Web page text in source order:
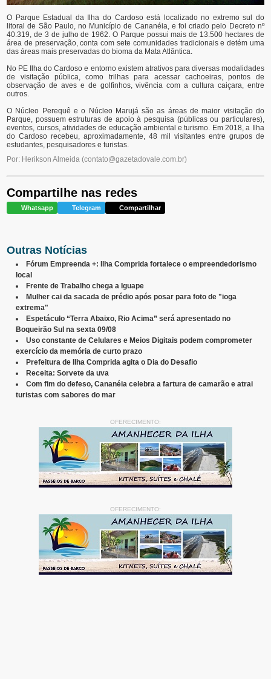
O Parque Estadual da Ilha do Cardoso está localizado no extremo sul do
litoral de São Paulo, no Município de Cananéia, e foi criado pelo Decreto nº
40.319, de 3 de julho de 1962. O Parque possui mais de 13.500 hectares de
área de preservação, conta com sete comunidades tradicionais e detém uma
das áreas mais preservadas do bioma da Mata Atlântica.
No PE Ilha do Cardoso e entorno existem atrativos para diversas modalidades
de visitação pública, como trilhas para acessar cachoeiras, pontos de
observação de aves e de golfinhos, vivência com a cultura caiçara, entre
outros.
O Núcleo Perequê e o Núcleo Marujá são as áreas de maior visitação do
Parque, possuem estruturas de apoio à pesquisa (públicas ou particulares),
eventos, cursos, atividades de educação ambiental e turismo. Em 2018, a Ilha
do Cardoso recebeu, aproximadamente, 48 mil visitantes entre grupos de
estudantes, pesquisadores e turistas.
Por: Herikson Almeida (contato@gazetadovale.com.br)
Compartilhe nas redes
Whatsapp Telegram Compartilhar
Outras Notícias
Fórum Empreenda +: Ilha Comprida fortalece o empreendedorismo
local
Frente de Trabalho chega a Iguape
Mulher cai da sacada de prédio após posar para foto de "ioga
extrema"
Espetáculo “Terra Abaixo, Rio Acima” será apresentado no
Boqueirão Sul na sexta 09/08
Uso constante de Celulares e Meios Digitais podem comprometer
exercício da memória de curto prazo
Prefeitura de Ilha Comprida agita o Dia do Desafio
Receita: Sorvete da uva
Com fim do defeso, Cananéia celebra a fartura de camarão e atrai
turistas com sabores do mar
OFERECIMENTO:
OFERECIMENTO: